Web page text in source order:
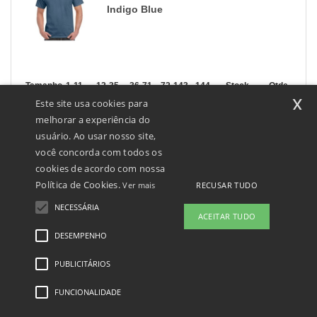
Indigo Blue
Tamanho 1-11 12-35 36-71 72-143 144-287 288 + Mais
Stock Qtde.
3XL 7.19€ 5.99€ 5.12
Irlandês Green
4.82€ 4.02€
Este site usa cookies para
melhorar a experiência do
usuário. Ao usar nosso site,
você concorda com todos os
cookies de acordo com nossa
Política de Cookies.Ver mais
NECESSÁRIA
DESEMPENHO
PUBLICITÁRIOS
FUNCIONALIDADE
RECUSAR TUDO
ACEITAR TUDO
x